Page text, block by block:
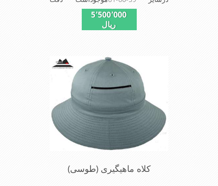
کنیددرخریداین مدل پازچه ای استفا د شده
در این کلاه محصول کارخا نجات فاستونی
,دوخت مناسب , سبکی, خوش فرمی از
دیگر خصوصیات این کلاه می باشند
5٬500٬000
ریال
کلاه ماهیگیری (طوسی)